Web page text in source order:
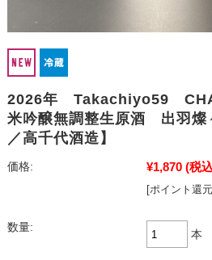
2026年 Takachiyo59
米吟醸無調整生原酒 出羽
／高千代酒造】
価格: ¥1,870 (税
[ポイント還
数量:
本